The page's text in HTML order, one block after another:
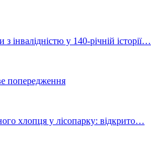
інвалідністю у 140-річній історії…
попередження
хлопця у лісопарку: відкрито…